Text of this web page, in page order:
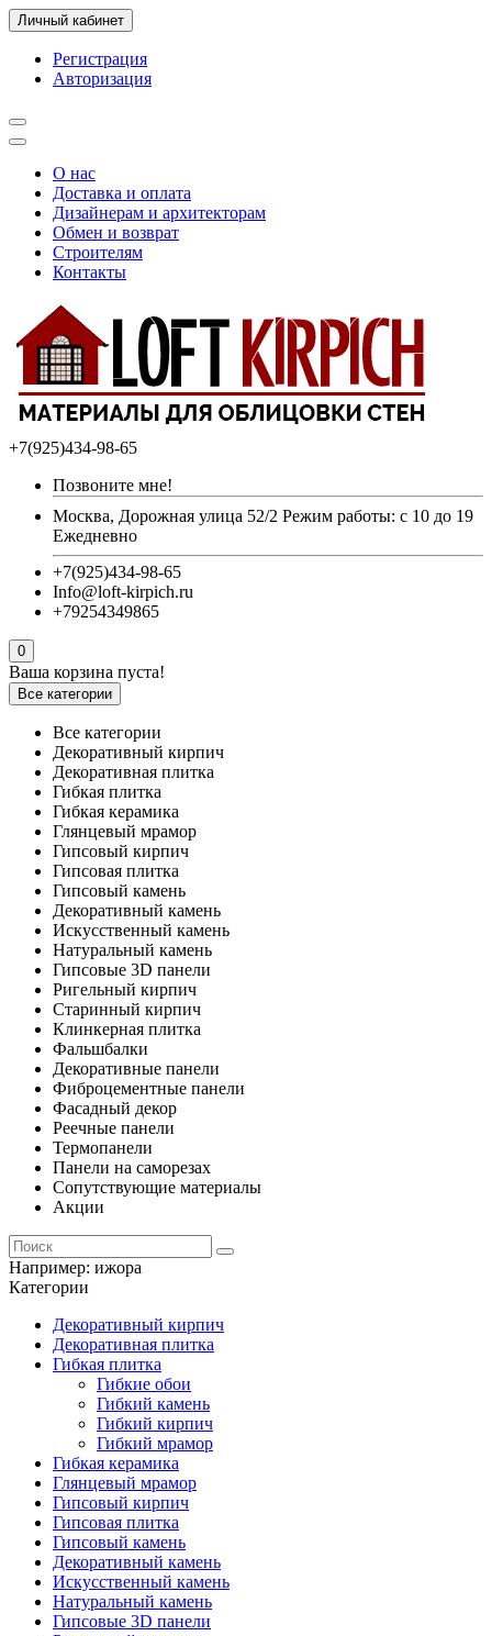
Личный кабинет
Регистрация
Авторизация
О нас
Доставка и оплата
Дизайнерам и архитекторам
Обмен и возврат
Строителям
Контакты
+7(925)434-98-65
Позвоните мне!
Москва, Дорожная улица 52/2 Режим работы: с 10 до 19
Ежедневно
+7(925)434-98-65
Info@loft-kirpich.ru
+79254349865
0
Ваша корзина пуста!
Все категории
Все категории
Декоративный кирпич
Декоративная плитка
Гибкая плитка
Гибкая керамика
Глянцевый мрамор
Гипсовый кирпич
Гипсовая плитка
Гипсовый камень
Декоративный камень
Искусственный камень
Натуральный камень
Гипсовые 3D панели
Ригельный кирпич
Старинный кирпич
Клинкерная плитка
Фальшбалки
Декоративные панели
Фиброцементные панели
Фасадный декор
Реечные панели
Термопанели
Панели на саморезах
Сопутствующие материалы
Акции
Например: ижора
Категории
Декоративный кирпич
Декоративная плитка
Гибкая плитка
Гибкие обои
Гибкий камень
Гибкий кирпич
Гибкий мрамор
Гибкая керамика
Глянцевый мрамор
Гипсовый кирпич
Гипсовая плитка
Гипсовый камень
Декоративный камень
Искусственный камень
Натуральный камень
Гипсовые 3D панели